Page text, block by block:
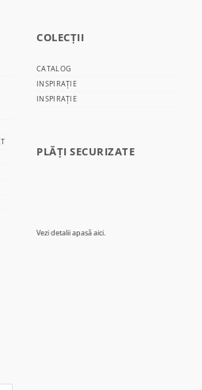
COLECȚII
CATALOG
INSPIRAȚIE
INSPIRAȚIE
PLĂȚI SECURIZATE
Vezi detaliiapasă aici.